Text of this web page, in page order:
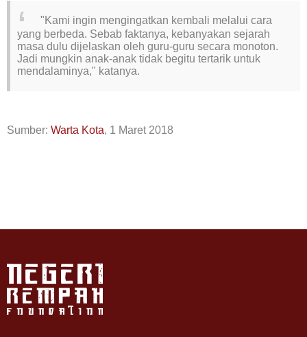
"Kami ingin mengingatkan kembali melalui cara
yang berbeda. Sebab faktanya, kebanyakan sejarah
masa dulu dijelaskan oleh guru-guru secara monoton.
Jadi mungkin anak-anak tidak begitu tertarik untuk
mendalaminya," katanya.
Sumber: Warta Kota, 1 Maret 2018